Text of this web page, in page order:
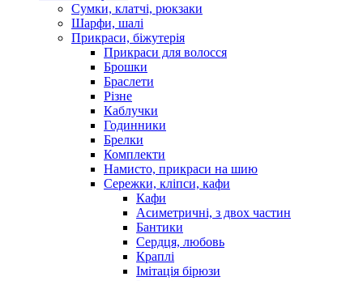
Сумки, клатчі, рюкзаки
Шарфи, шалі
Прикраси, біжутерія
Прикраси для волосся
Брошки
Браслети
Різне
Каблучки
Годинники
Брелки
Комплекти
Намисто, прикраси на шию
Сережки, кліпси, кафи
Кафи
Асиметричні, з двох частин
Бантики
Сердця, любовь
Краплі
Імітація бірюзи